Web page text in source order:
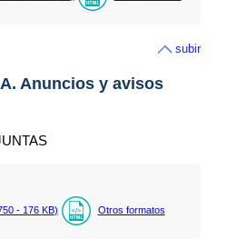
subir
Anuncios y avisos
- 176 KB) Otros formatos